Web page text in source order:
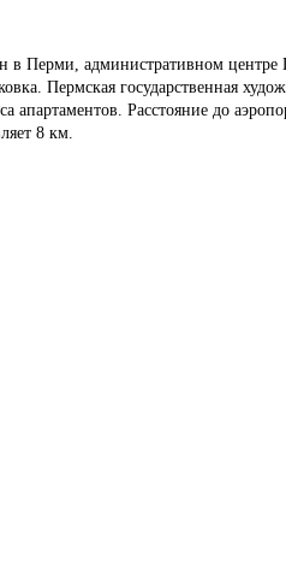
в Перми, административном центре
Пермская государственная
апартаментов. Расстояние до
8 км.